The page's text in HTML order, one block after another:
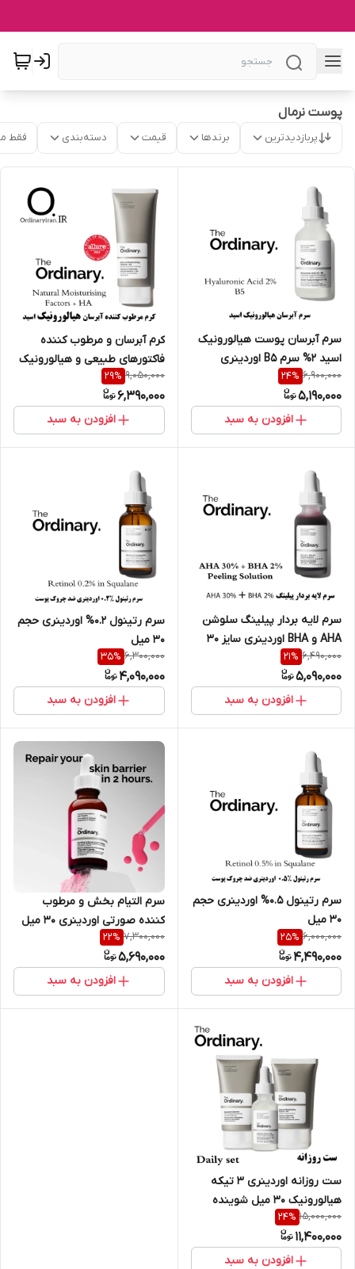
پوست نرمال
پربازدیدترین برندها قیمت دسته‌بندی فقط
سرم آبرسان پوست هیالورونیک
اسید 2% سرم B5 اوردینری
6,900,000
24%
5,190,000
افزودن به سبد
کرم آبرسان و مرطوب کننده
فاکتورهای طبیعی و هیالورونیک
اسید اوردینری 30 میل
9,050,000
29%
6,390,000
افزودن به سبد
سرم لایه بردار پیلینگ سلوشن
AHA و BHA اوردینری سایز 30
میل
6,490,000
21%
5,090,000
افزودن به سبد
سرم رتینول 0.2% اوردینری حجم
30 میل
6,300,000
35%
4,090,000
افزودن به سبد
سرم رتینول 0.5% اوردینری حجم
30 میل
6,000,000
25%
4,490,000
افزودن به سبد
سرم التیام بخش و مرطوب
کننده صورتی اوردینری 30 میل
7,300,000
22%
5,690,000
افزودن به سبد
ست روزانه اوردینری 3 تیکه
هیالورونیک 30 میل شوینده
کننده 30میل
15,000,000
24%
11,400,000
افزودن به سبد